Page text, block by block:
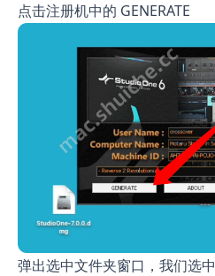
点击注册机中的 GENERATE
弹出选中文件夹窗口，我们选中